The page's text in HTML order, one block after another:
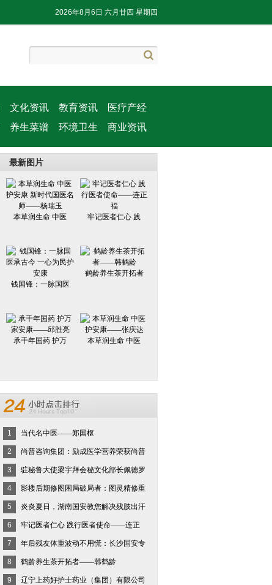
2026年8月6日 六月廿四 星期四
文化资讯 教育资讯
医疗产经
养生菜谱 环境卫生 商业资讯
最新图片
本草润生命 中医 牢记医者仁心 践
钱国锋：一脉国医
鹤龄养生茶开拓者
承千年国药 护万 本草润生命 中医
1 当代名中医——郑国枢
2 尚普咨询集团：励成医学营养荣获尚普
3 驻秘鲁大使梁宇拜会秘文化部长佩德罗
4 影楼后期修图困局破局者：图灵精修重
5 炎炎夏日，湖南国安教您解决残肢出汗
6 牢记医者仁心 践行医者使命——连正
7 年后残友体重波动不用慌：长沙国安专
8 鹤龄养生茶开拓者——韩鹤龄
9 辽宁上药好护士药业（集团）有限公司